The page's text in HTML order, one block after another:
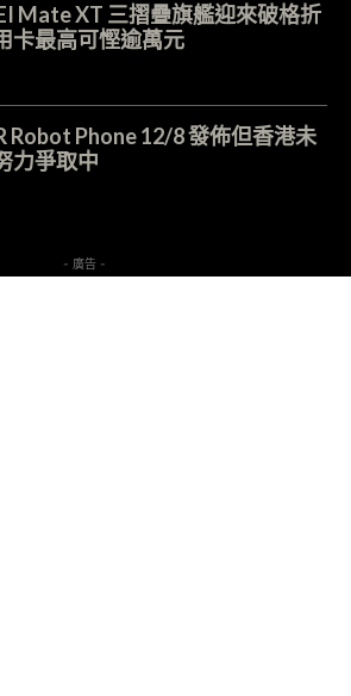
Mate XT 三摺疊旗艦迎來破格折
最高可慳逾萬元
Robot Phone 12/8 發佈但香港未
力爭取中
- 廣告 -